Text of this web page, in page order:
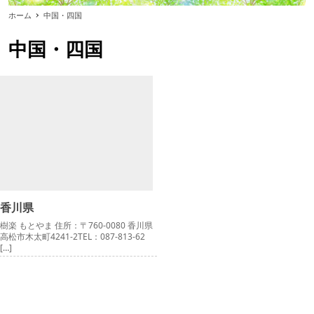
ホーム 中国・四国
中国・四国
香川県
樹楽 もとやま 住所：〒760-0080 香川県
高松市木太町4241-2TEL：087-813-62
[…]